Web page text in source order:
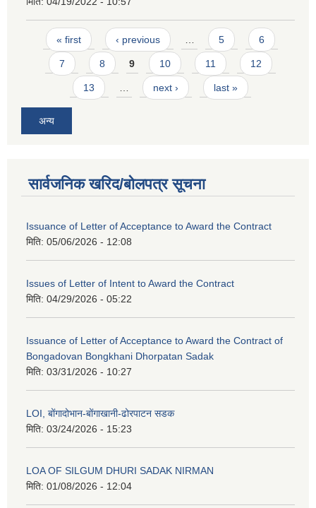
Pages
« first ‹ previous … 5 6
7 8 9 10 11 12
13 … next › last »
अन्य
सार्वजनिक खरिद/बोलपत्र सूचना
Issuance of Letter of Acceptance to Award the Contract
मिति: 05/06/2026 - 12:08
Issues of Letter of Intent to Award the Contract
मिति: 04/29/2026 - 05:22
Issuance of Letter of Acceptance to Award the Contract of
Bongadovan Bongkhani Dhorpatan Sadak
मिति: 03/31/2026 - 10:27
LOI, बोंगादोभान-बोंगाखानी-ढोरपाटन सडक
मिति: 03/24/2026 - 15:23
LOA OF SILGUM DHURI SADAK NIRMAN
मिति: 01/08/2026 - 12:04